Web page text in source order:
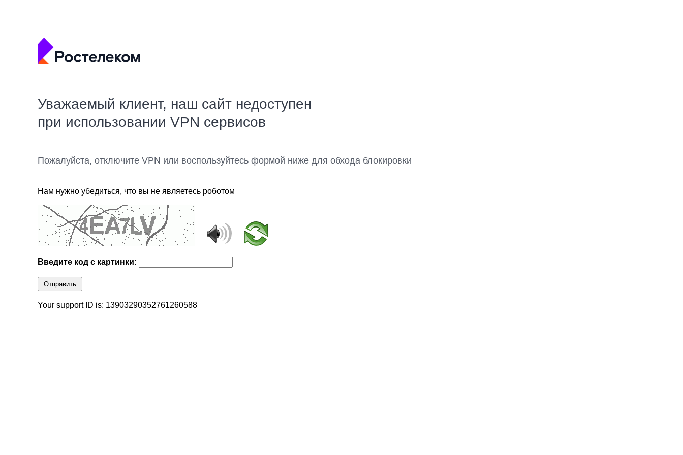
Уважаемый клиент, наш сайт недоступен
при использовании VPN сервисов
Пожалуйста, отключите VPN или воспользуйтесь формой ниже для обхода блокировки
Нам нужно убедиться, что вы не являетесь роботом
Введите код с картинки:
Отправить
Your support ID is: 13903290352761260588